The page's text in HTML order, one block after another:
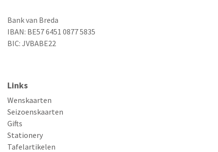
Bank van Breda
IBAN: BE57 6451 0877 5835
BIC: JVBABE22
Links
Wenskaarten
Seizoenskaarten
Gifts
Stationery
Tafelartikelen